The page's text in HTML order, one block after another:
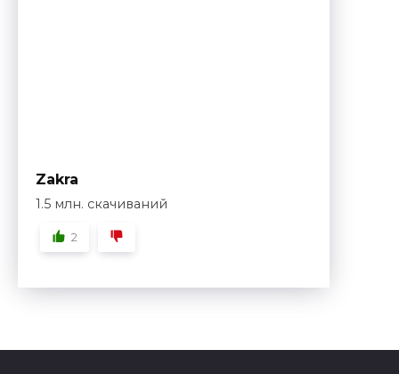
Zakra
1.5 млн. скачиваний
2